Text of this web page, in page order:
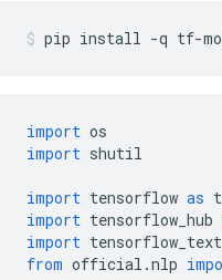
pip install -q tf-
import os
import shutil
import tensorflow as
import tensorflow_hub
import tensorflow_text
from official .nlp